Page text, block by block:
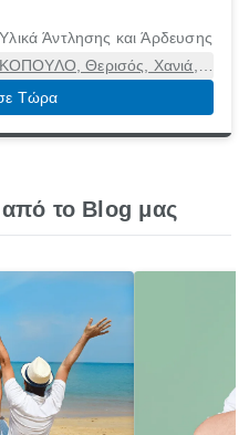
Άντλησης και Άρδευσης
Θερισός, Χανιά,
Τώρα
το Blog μας